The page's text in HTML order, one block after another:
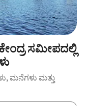
ಸಮೀಪದಲ್ಲಿ
ಮನೆಗಳು ಮತ್ತು